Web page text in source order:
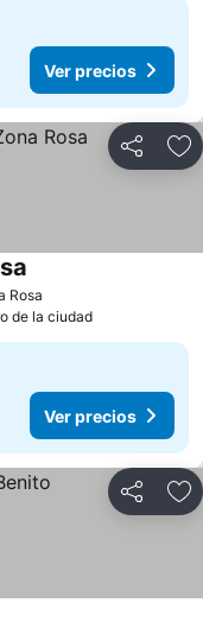
Ver precios
Compartir
Rosa
de la ciudad
Ver precios
Compartir